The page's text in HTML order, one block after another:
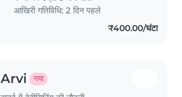
आखिरी गतिविधि: 2 दिन पहले
₹400.00/घंटा
Arvi नया